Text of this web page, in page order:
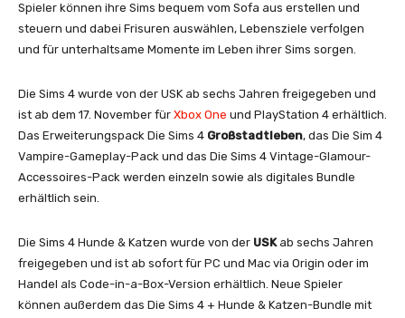
Spieler können ihre Sims bequem vom Sofa aus erstellen und
steuern und dabei Frisuren auswählen, Lebensziele verfolgen
und für unterhaltsame Momente im Leben ihrer Sims sorgen.
Die Sims 4 wurde von der USK ab sechs Jahren freigegeben und
ist ab dem 17. November für Xbox One und PlayStation 4 erhältlich.
Das Erweiterungspack Die Sims 4 Großstadtleben, das Die Sim 4
Vampire-Gameplay-Pack und das Die Sims 4 Vintage-Glamour-
Accessoires-Pack werden einzeln sowie als digitales Bundle
erhältlich sein.
Die Sims 4 Hunde & Katzen wurde von der USKab sechs Jahren
freigegeben und ist ab sofort für PC und Mac via Origin oder im
Handel als Code-in-a-Box-Version erhältlich. Neue Spieler
können außerdem das Die Sims 4 + Hunde & Katzen-Bundle mit